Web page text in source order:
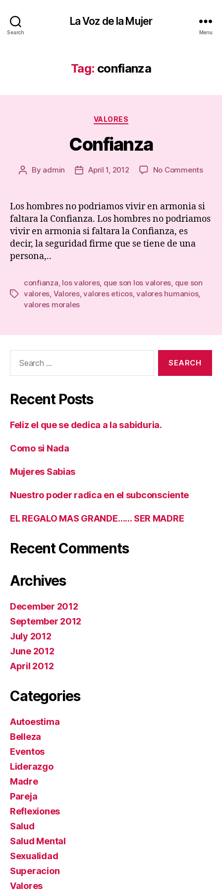
Search
La Voz de la Mujer
Menu
Tag: confianza
Categories
VALORES
Confianza
Post
By admin
PostApril 1, 2012 No Commentson
Los hombres no podriamos vivir en armonia si
faltara la Confianza. Los hombres no podriamos
vivir en armonia si faltara la Confianza, es
decir, la seguridad firme que se tiene de una
persona,..
Tags
confianza los valores, que son los valores que son
valores Valores,valores eticos,valores humanios,
valores morales
Recent Posts
Feliz el que se dedica a la sabiduria.
Como si Nada
Mujeres Sabias
Nuestro poder radica en el subconsciente
EL REGALO MAS GRANDE…… SER MADRE
Recent Comments
Archives
December 2012
September 2012
July 2012
June 2012
April 2012
Categories
Autoestima
Belleza
Eventos
Liderazgo
Madre
Pareja
Reflexiones
Salud
Salud Mental
Sexualidad
Superacion
Valores